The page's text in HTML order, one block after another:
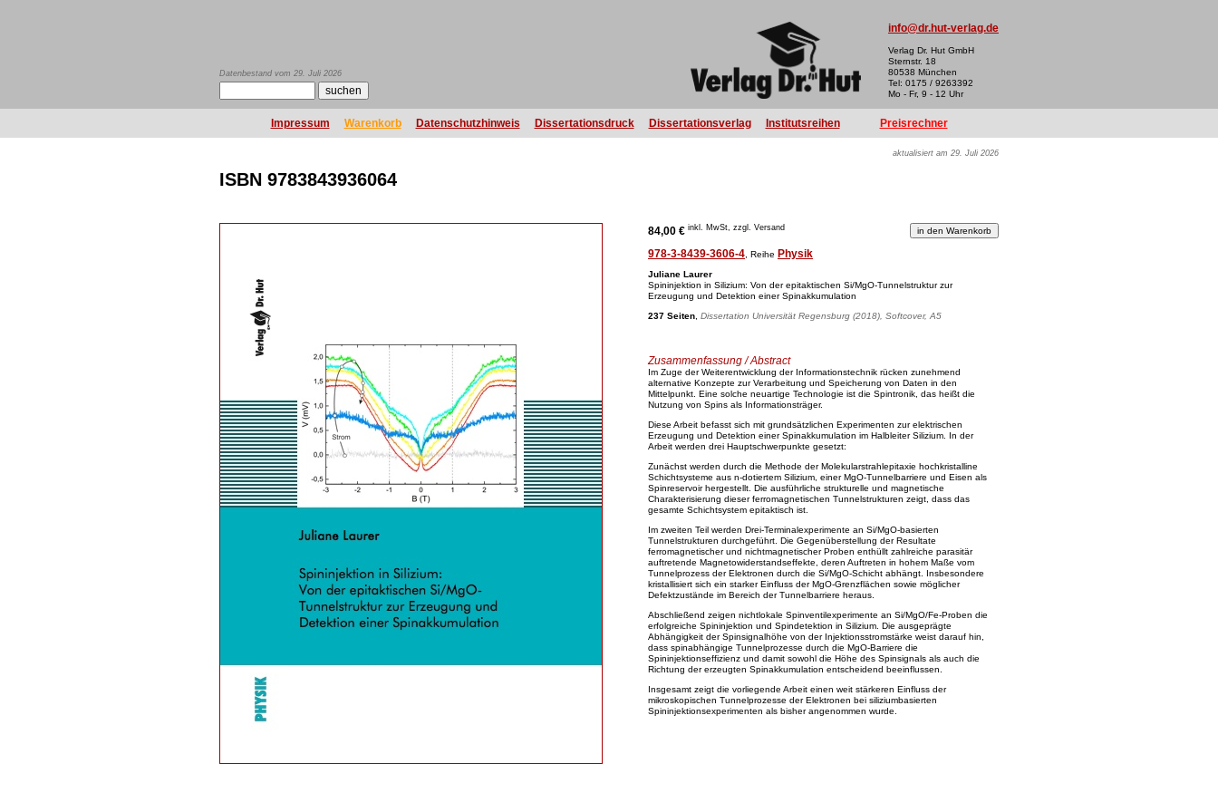
Datenbestand vom 29. Juli 2026
info@dr.hut-verlag.de
Verlag Dr. Hut GmbH
Sternstr. 18
80538 München
Tel: 0175 / 9263392
Mo - Fr, 9 - 12 Uhr
Impressum Warenkorb Datenschutzhinweis Dissertationsdruck Dissertationsverlag Institutsreihen Preisrechner
aktualisiert am 29. Juli 2026
ISBN 9783843936064
84,00 € inkl. MwSt, zzgl. Versand
978-3-8439-3606-4 , Reihe Physik
Juliane Laurer
Spininjektion in Silizium: Von der epitaktischen Si/MgO-Tunnelstruktur zur
Erzeugung und Detektion einer Spinakkumulation
237 Seiten Dissertation Universität Regensburg (2018), Softcover, A5
Zusammenfassung / Abstract
Im Zuge der Weiterentwicklung der Informationstechnik rücken zunehmend
alternative Konzepte zur Verarbeitung und Speicherung von Daten in den
Mittelpunkt. Eine solche neuartige Technologie ist die Spintronik, das heißt die
Nutzung von Spins als Informationsträger.
Diese Arbeit befasst sich mit grundsätzlichen Experimenten zur elektrischen
Erzeugung und Detektion einer Spinakkumulation im Halbleiter Silizium. In der
Arbeit werden drei Hauptschwerpunkte gesetzt:
Zunächst werden durch die Methode der Molekularstrahlepitaxie hochkristalline
Schichtsysteme aus n-dotiertem Silizium, einer MgO-Tunnelbarriere und Eisen als
Spinreservoir hergestellt. Die ausführliche strukturelle und magnetische
Charakterisierung dieser ferromagnetischen Tunnelstrukturen zeigt, dass das
gesamte Schichtsystem epitaktisch ist.
Im zweiten Teil werden Drei-Terminalexperimente an Si/MgO-basierten
Tunnelstrukturen durchgeführt. Die Gegenüberstellung der Resultate
ferromagnetischer und nichtmagnetischer Proben enthüllt zahlreiche parasitär
auftretende Magnetowiderstandseffekte, deren Auftreten in hohem Maße vom
Tunnelprozess der Elektronen durch die Si/MgO-Schicht abhängt. Insbesondere
kristallisiert sich ein starker Einfluss der MgO-Grenzflächen sowie möglicher
Defektzustände im Bereich der Tunnelbarriere heraus.
Abschließend zeigen nichtlokale Spinventilexperimente an Si/MgO/Fe-Proben die
erfolgreiche Spininjektion und Spindetektion in Silizium. Die ausgeprägte
Abhängigkeit der Spinsignalhöhe von der Injektionsstromstärke weist darauf hin,
dass spinabhängige Tunnelprozesse durch die MgO-Barriere die
Spininjektionseffizienz und damit sowohl die Höhe des Spinsignals als auch die
Richtung der erzeugten Spinakkumulation entscheidend beeinflussen.
Insgesamt zeigt die vorliegende Arbeit einen weit stärkeren Einfluss der
mikroskopischen Tunnelprozesse der Elektronen bei siliziumbasierten
Spininjektionsexperimenten als bisher angenommen wurde.